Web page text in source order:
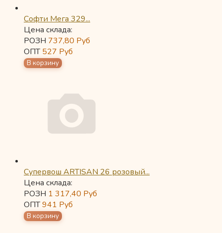
Софти Мега 329...
Цена склада:
РОЗН 737,80 Руб
ОПТ527 Руб
Супервош ARTISAN 26 розовый...
Цена склада:
РОЗН 1 317,40 Руб
ОПТ941 Руб